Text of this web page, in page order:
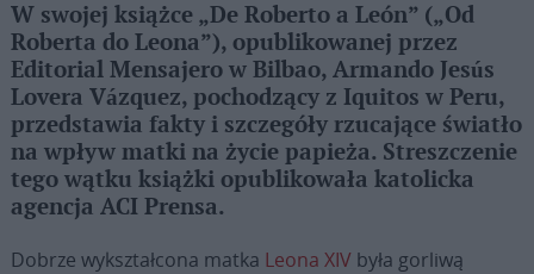
W swojej książce „De Roberto a León” („Od
Roberta do Leona”), opublikowanej przez
Editorial Mensajero w Bilbao, Armando Jesús
Lovera Vázquez, pochodzący z Iquitos w Peru,
przedstawia fakty i szczegóły rzucające światło
na wpływ matki na życie papieża. Streszczenie
tego wątku książki opublikowała katolicka
agencja ACI Prensa.
Dobrze wykształcona matka Leona XIV była gorliwą